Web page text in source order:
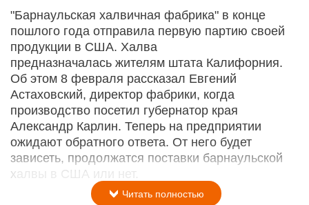
"Барнаульская халвичная фабрика" в конце
пошлого года отправила первую партию своей
продукции в США. Халва
предназначалась жителям штата Калифорния.
Об этом 8 февраля рассказал Евгений
Астаховский, директор фабрики, когда
производство посетил губернатор края
Александр Карлин. Теперь на предприятии
ожидают обратного ответа. От него будет
зависеть, продолжатся поставки барнаульской
халвы в США или нет.
Читать полностью